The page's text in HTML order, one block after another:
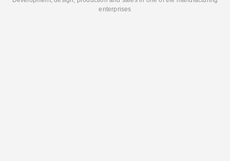
enterprises